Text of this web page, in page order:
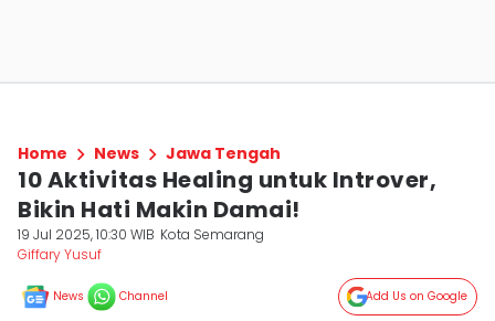
Home News Jawa Tengah
10 Aktivitas Healing untuk Introver,
Bikin Hati Makin Damai!
19 Jul 2025, 10:30 WIB Kota Semarang
Giffary Yusuf
News Channel Add Us on Google